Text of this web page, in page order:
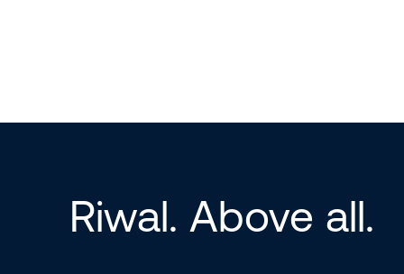
Riwal. Above all.